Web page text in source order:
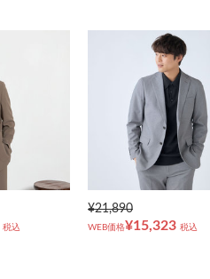
税込
¥21,890
WEB価格¥15,323 税込